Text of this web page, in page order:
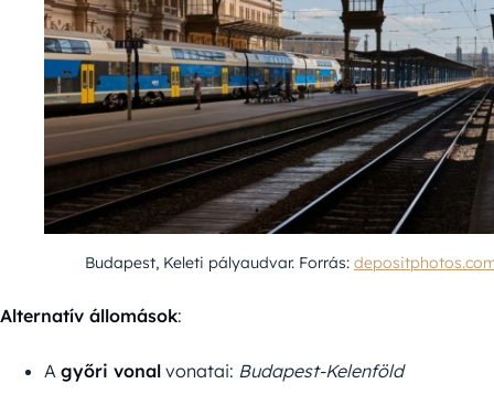
Budapest, Keleti pályaudvar. Forrás:
Alternatív állomások:
A győri vonal vonatai: Budapest-Kelenföld